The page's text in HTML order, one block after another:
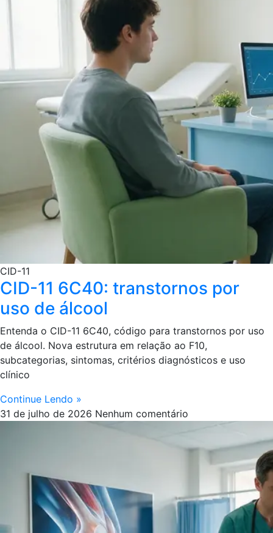
CID-11
CID-11 6C40: transtornos por
uso de álcool
Entenda o CID-11 6C40, código para transtornos por uso
de álcool. Nova estrutura em relação ao F10,
subcategorias, sintomas, critérios diagnósticos e uso
clínico
Continue Lendo »
31 de julho de 2026 Nenhum comentário